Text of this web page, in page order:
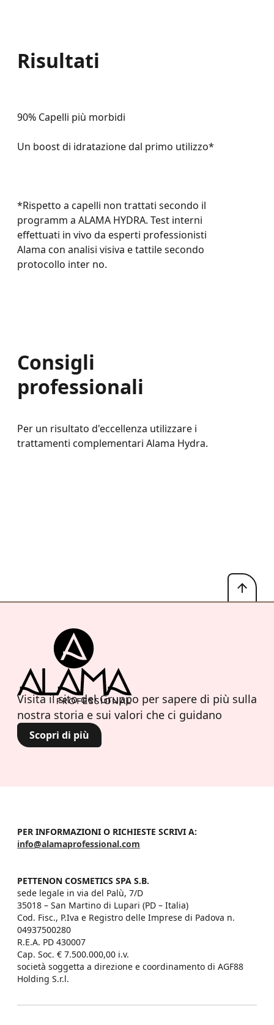
Risultati
90% Capelli più morbidi
Un boost di idratazione dal primo utilizzo*
*Rispetto a capelli non trattati secondo il
programm a ALAMA HYDRA. Test interni
effettuati in vivo da esperti professionisti
Alama con analisi visiva e tattile secondo
protocollo inter no.
Consigli
professionali
Per un risultato d'eccellenza utilizzare i
trattamenti complementari Alama Hydra.
Visita il sito del Gruppo per sapere di più sulla
nostra storia e sui valori che ci guidano
Scopri di più
PER INFORMAZIONI O RICHIESTE SCRIVI A:
info@alamaprofessional.com
PETTENON COSMETICS SPA S.B.
sede legale in via del Palù, 7/D
35018 – San Martino di Lupari (PD – Italia)
Cod. Fisc., P.Iva e Registro delle Imprese di Padova n.
04937500280
R.E.A. PD 430007
Cap. Soc. € 7.500.000,00 i.v.
società soggetta a direzione e coordinamento di AGF88
Holding S.r.l.